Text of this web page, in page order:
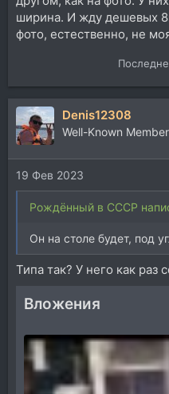
ширина. И жду дешевых
фото, естественно, не
Denis12308
Well-Known Member
19 Фев 2023
Рождённый в СССР
Он на столе будет, под
Типа так? У него как раз
Вложения